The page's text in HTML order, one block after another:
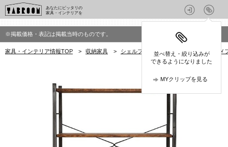
あなたにピッタリの
家具・インテリアを
並べ替え・絞り込みが
できるようになりました
MYクリップを見る
※掲載価格・表記は掲載当時のものです。
家具・インテリア情報TOP > 収納家具 > シェルフ ACME FURNITURE(アクメ